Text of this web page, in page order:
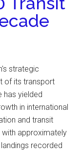
strategic
of its transport
has yielded
in international
and transit
approximately
recorded